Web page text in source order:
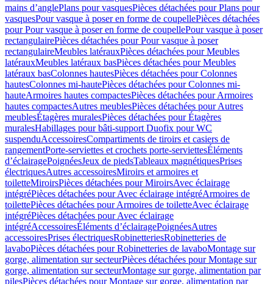
mains d’anglePlans pour vasquesPièces détachées pour Plans pour
vasquesPour vasque à poser en forme de coupellePièces détachées
pour Pour vasque à poser en forme de coupellePour vasque à poser
rectangulairePièces détachées pour Pour vasque à poser
rectangulaireMeubles latérauxPièces détachées pour Meubles
latérauxMeubles latéraux basPièces détachées pour Meubles
latéraux basColonnes hautesPièces détachées pour Colonnes
hautesColonnes mi-hautePièces détachées pour Colonnes mi-
hauteArmoires hautes compactesPièces détachées pour Armoires
hautes compactesAutres meublesPièces détachées pour Autres
meublesÉtagères muralesPièces détachées pour Étagères
muralesHabillages pour bâti-support Duofix pour WC
suspenduAccessoiresCompartiments de tiroirs et casiers de
rangementPorte-serviettes et crochets porte-serviettesÉléments
d’éclairagePoignéesJeux de piedsTableaux magnétiquesPrises
électriquesAutres accessoiresMiroirs et armoires et
toiletteMiroirsPièces détachées pour MiroirsAvec éclairage
intégréPièces détachées pour Avec éclairage intégréArmoires de
toilettePièces détachées pour Armoires de toiletteAvec éclairage
intégréPièces détachées pour Avec éclairage
intégréAccessoiresÉléments d’éclairagePoignéesAutres
accessoiresPrises électriquesRobinetteriesRobinetteries de
lavaboPièces détachées pour Robinetteries de lavaboMontage sur
gorge, alimentation sur secteurPièces détachées pour Montage sur
gorge, alimentation sur secteurMontage sur gorge, alimentation par
pilesPièces détachées pour Montage sur gorge, alimentation par